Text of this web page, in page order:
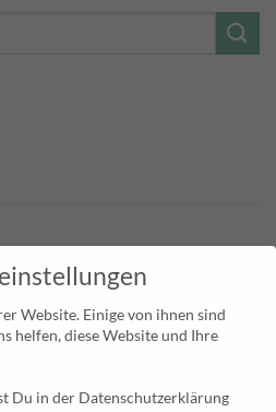
Website. Einige von ihnen sind
helfen, diese Website und Ihre
Du in der Datenschutzerklärung